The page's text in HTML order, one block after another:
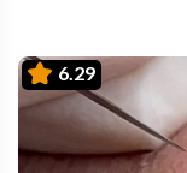
6.29